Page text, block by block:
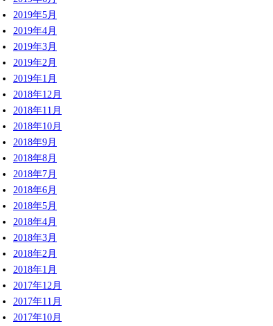
2019年5月
2019年4月
2019年3月
2019年2月
2019年1月
2018年12月
2018年11月
2018年10月
2018年9月
2018年8月
2018年7月
2018年6月
2018年5月
2018年4月
2018年3月
2018年2月
2018年1月
2017年12月
2017年11月
2017年10月